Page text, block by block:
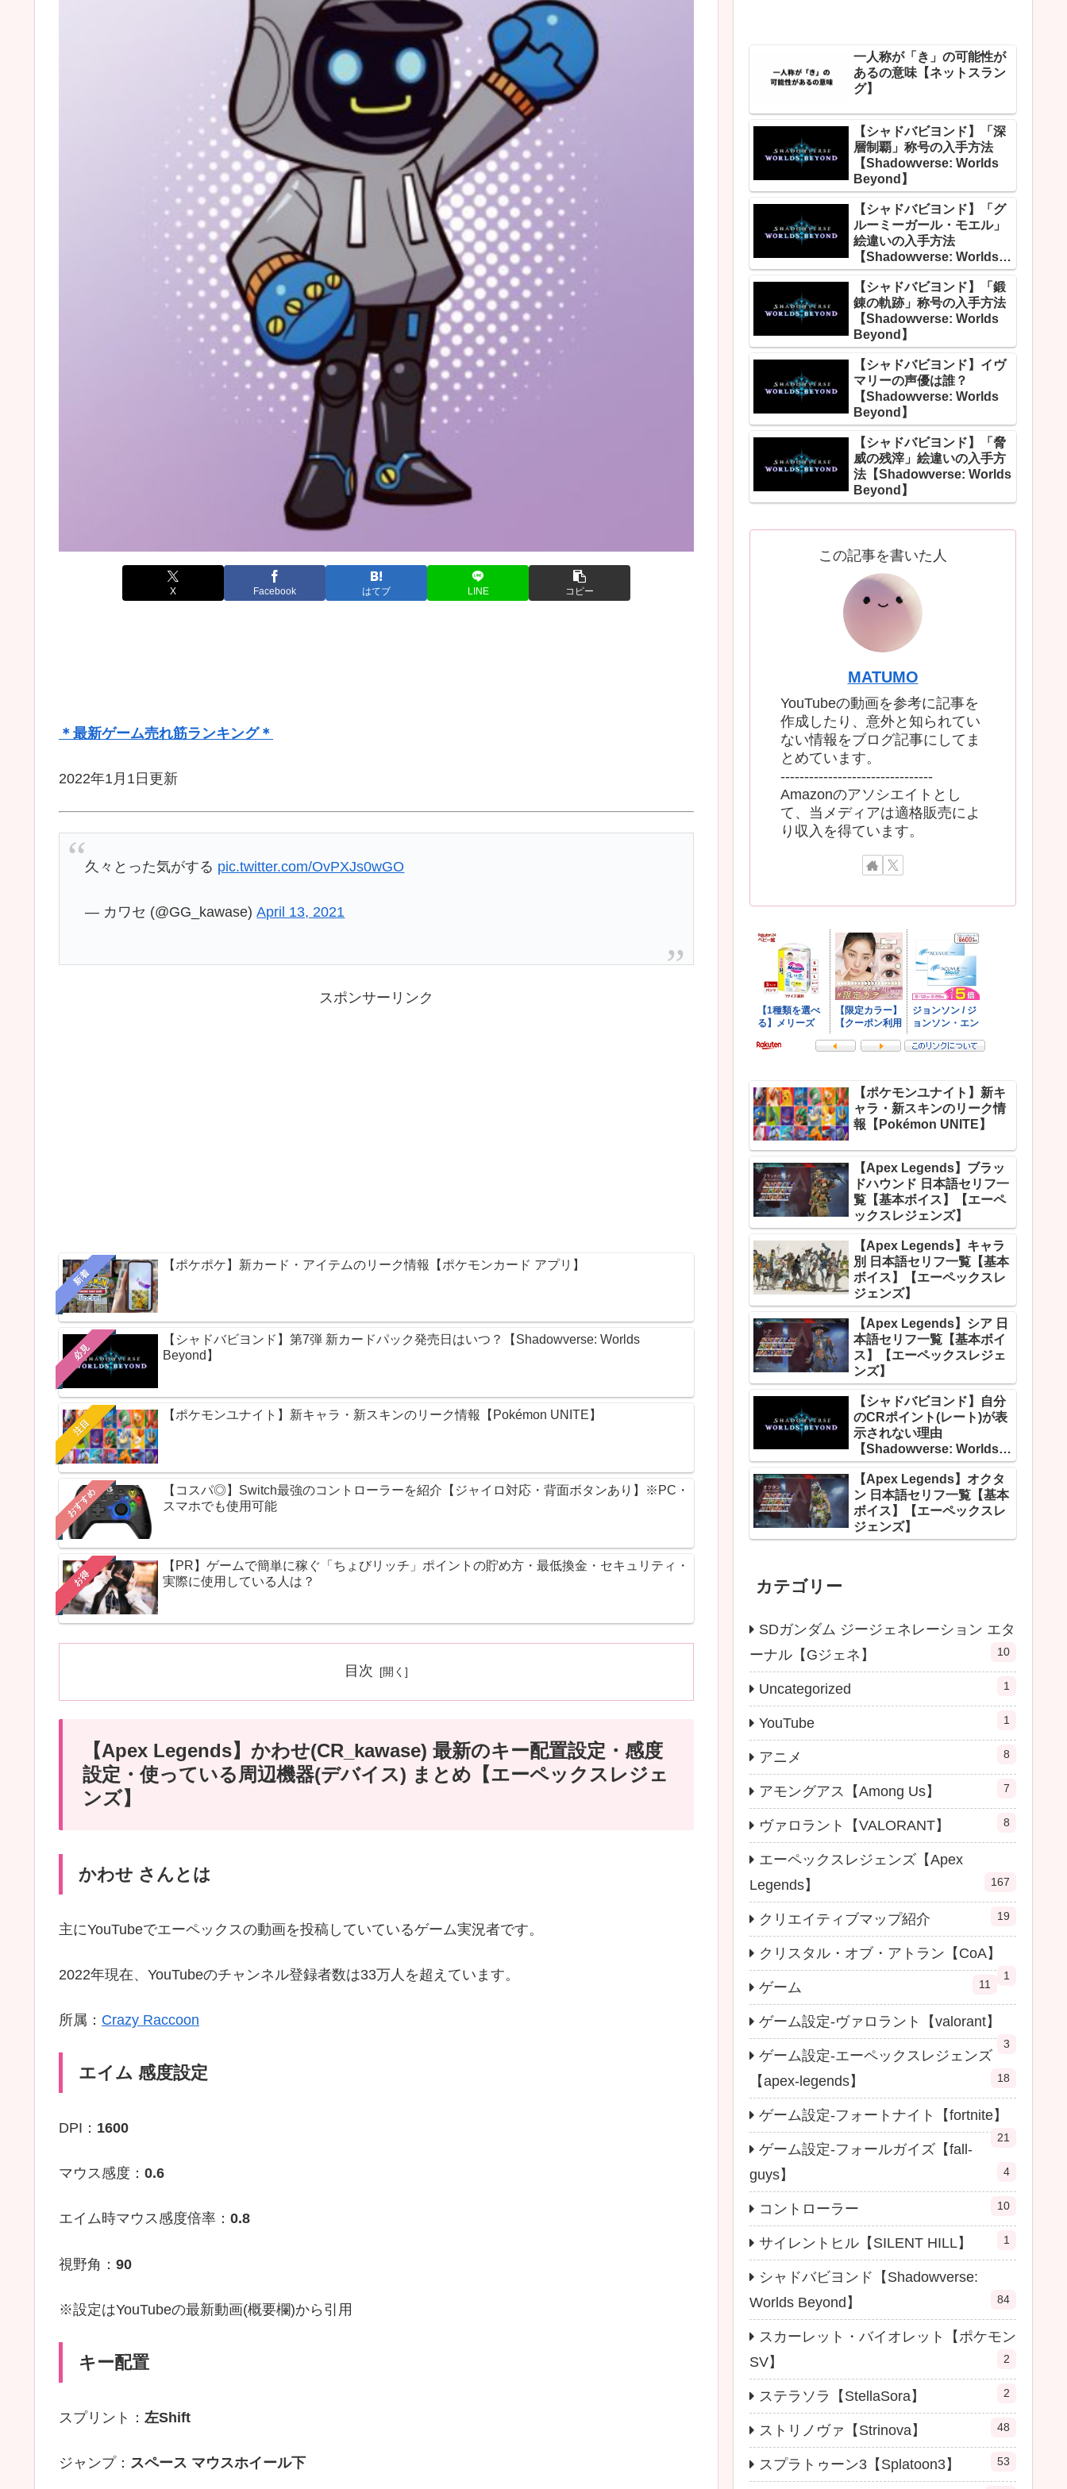
X Facebook はてブ LINE コピー
＊最新ゲーム売れ筋ランキング＊
2022年1月1日更新
久々とった気がする pic.twitter.com/OvPXJs0wGO
— カワセ (@GG_kawase)April 13, 2021
スポンサーリンク
新着
【ポケポケ】新カード・アイテムのリーク情報【ポケモンカード アプリ】
必見
【シャドバビヨンド】第7弾 新カードパック発売日はいつ？【Shadowverse: Worlds
Beyond】
注目
【ポケモンユナイト】新キャラ・新スキンのリーク情報【Pokémon UNITE】
おすすめ
【コスパ◎】Switch最強のコントローラーを紹介【ジャイロ対応・背面ボタンあり】※PC・
スマホでも使用可能
お得
【PR】ゲームで簡単に稼ぐ「ちょびリッチ」ポイントの貯め方・最低換金・セキュリティ・
実際に使用している人は？
目次
【Apex Legends】かわせ(CR_kawase) 最新のキー配置設定・感度
設定・使っている周辺機器(デバイス) まとめ【エーペックスレジェ
ンズ】
かわせ さんとは
主にYouTubeでエーペックスの動画を投稿していているゲーム実況者です。
2022年現在、YouTubeのチャンネル登録者数は33万人を超えています。
所属： Crazy Raccoon
エイム 感度設定
DPI： 1600
マウス感度： 0.6
エイム時マウス感度倍率： 0.8
視野角： 90
※設定はYouTubeの最新動画(概要欄)から引用
キー配置
スプリント： 左Shift
ジャンプ： スペース マウスホイール下
一人称が「き」の可能性が
あるの意味【ネットスラン
グ】
【シャドバビヨンド】「深
層制覇」称号の入手方法
【Shadowverse: Worlds
Beyond】
【シャドバビヨンド】「グ
ルーミーガール・モエル」
絵違いの入手方法
【Shadowverse: Worlds
Beyond】
【シャドバビヨンド】「鍛
錬の軌跡」称号の入手方法
【Shadowverse: Worlds
Beyond】
【シャドバビヨンド】イヴ
マリーの声優は誰？
【Shadowverse: Worlds
Beyond】
【シャドバビヨンド】「脅
威の残滓」絵違いの入手方
法【Shadowverse: Worlds
Beyond】
この記事を書いた人
MATUMO
YouTubeの動画を参考に記事を
作成したり、意外と知られてい
ない情報をブログ記事にしてま
とめています。
--------------------------------
Amazonのアソシエイトとし
て、当メディアは適格販売によ
り収入を得ています。
【ポケモンユナイト】新キ
ャラ・新スキンのリーク情
報【Pokémon UNITE】
【Apex Legends】ブラッ
ドハウンド 日本語セリフ一
覧【基本ボイス】【エーペ
ックスレジェンズ】
【Apex Legends】キャラ
別 日本語セリフ一覧【基本
ボイス】【エーペックスレ
ジェンズ】
【Apex Legends】シア 日
本語セリフ一覧【基本ボイ
ス】【エーペックスレジェ
ンズ】
【シャドバビヨンド】自分
のCRポイント(レート)が表
示されない理由
【Shadowverse: Worlds
Beyond】
【Apex Legends】オクタ
ン 日本語セリフ一覧【基本
ボイス】【エーペックスレ
ジェンズ】
カテゴリー
SDガンダム ジージェネレーション エタ
ーナル【Gジェネ】
10
Uncategorized 1
YouTube 1
アニメ 8
アモングアス【Among Us】 7
ヴァロラント【VALORANT】 8
エーペックスレジェンズ【Apex
Legends】
167
クリエイティブマップ紹介 19
クリスタル・オブ・アトラン【CoA】
1
ゲーム 11
ゲーム設定-ヴァロラント【valorant】
3
ゲーム設定-エーペックスレジェンズ
【apex-legends】
18
ゲーム設定-フォートナイト【fortnite】
21
ゲーム設定-フォールガイズ【fall-
guys】
4
コントローラー 10
サイレントヒル【SILENT HILL】 1
シャドバビヨンド【Shadowverse:
Worlds Beyond】
84
スカーレット・バイオレット【ポケモン
SV】
2
ステラソラ【StellaSora】 2
ストリノヴァ【Strinova】 48
スプラトゥーン3【Splatoon3】 53